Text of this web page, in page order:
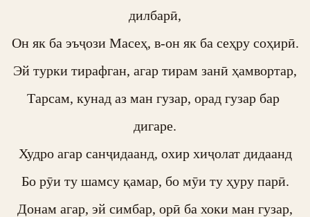
дилбарӣ,
Он як ба эъҷози Масеҳ, в-он як ба сеҳру соҳирӣ.
Эй турки тирафган, агар тирам занӣ ҳамвортар,
Тарсам, кунад аз ман гузар, орад гузар бар
дигаре.
Худро агар санҷидаанд, охир хиҷолат дидаанд
Бо рӯи ту шамсу қамар, бо мӯи ту ҳуру парӣ.
Донам агар, эй симбар, орӣ ба хоки ман гузар,